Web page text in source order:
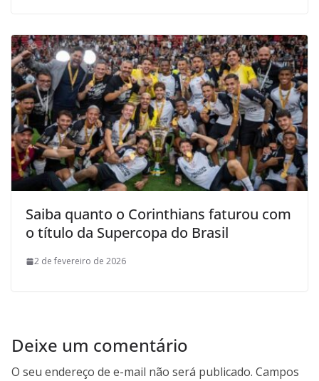
Saiba quanto o Corinthians faturou com
o título da Supercopa do Brasil
2 de fevereiro de 2026
Deixe um comentário
O seu endereço de e-mail não será publicado. Campos